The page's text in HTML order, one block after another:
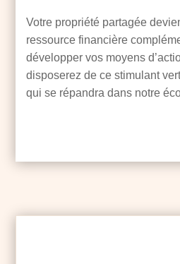
Votre propriété partagée
ressource financière
développer vos moyens
disposerez de ce stimulant
qui se répandra dans notre